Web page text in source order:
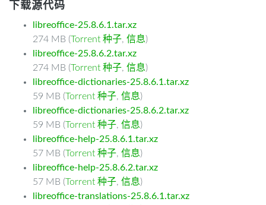
下载源代码
libreoffice-25.8.6.1.tar.xz
274 MB (Torrent 种子, 信息)
libreoffice-25.8.6.2.tar.xz
274 MB (Torrent 种子, 信息)
libreoffice-dictionaries-25.8.6.1.tar.xz
59 MB (Torrent 种子, 信息)
libreoffice-dictionaries-25.8.6.2.tar.xz
59 MB (Torrent 种子, 信息)
libreoffice-help-25.8.6.1.tar.xz
57 MB (Torrent 种子, 信息)
libreoffice-help-25.8.6.2.tar.xz
57 MB (Torrent 种子, 信息)
libreoffice-translations-25.8.6.1.tar.xz